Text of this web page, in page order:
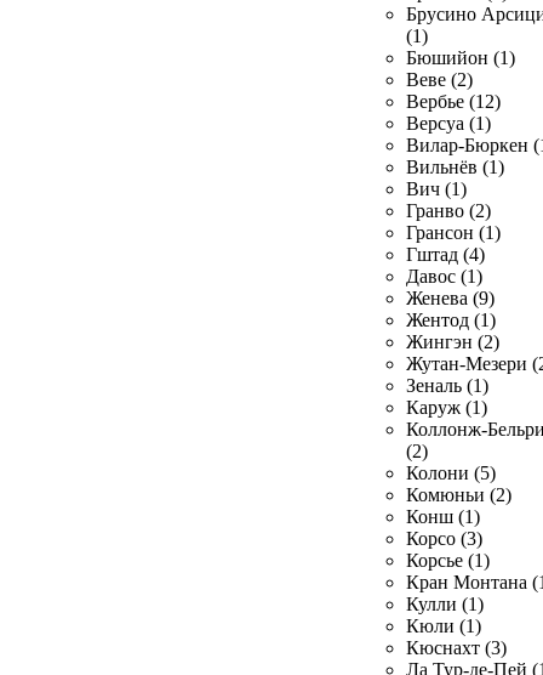
Брусино
(1)
Бюшийон (1)
Веве (2)
Вербье (12)
Версуа (1)
Вилар-Бюркен
Вильнёв (1)
Вич (1)
Гранво (2)
Грансон (1)
Гштад (4)
Давос (1)
Женева (9)
Жентод (1)
Жингэн (2)
Жутан-Мезери
Зеналь (1)
Каруж (1)
Коллонж-
(2)
Колони (5)
Комюньи (2)
Конш (1)
Корсо (3)
Корсье (1)
Кран Монтана
Кулли (1)
Кюли (1)
Кюснахт (3)
Ла Тур-де-Пей